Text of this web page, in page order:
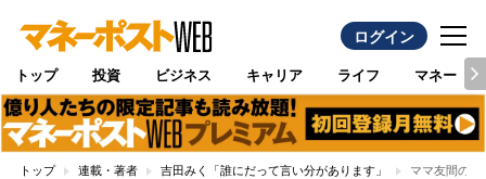
ログイン
トップ 投資 ビジネス キャリア ライフ マネー
トップ 連載・著者 吉田みく「誰にだって言い分があります」 ママ友間の